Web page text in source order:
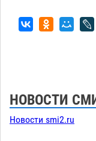
НОВОСТИ
Новости smi2.ru